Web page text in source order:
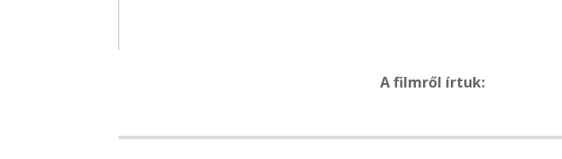
A filmről írtuk: